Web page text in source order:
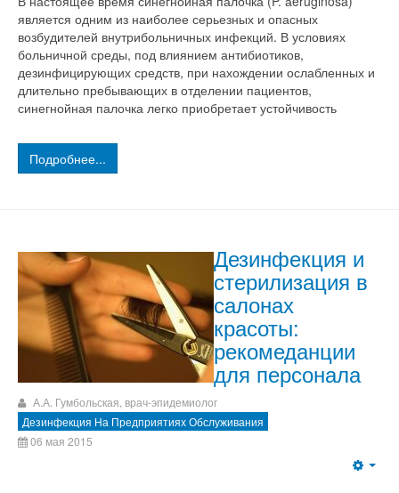
является одним из наиболее серьезных и опасных
возбудителей внутрибольничных инфекций. В условиях
больничной среды, под влиянием антибиотиков,
дезинфицирующих средств, при нахождении ослабленных и
длительно пребывающих в отделении пациентов,
синегнойная палочка легко приобретает устойчивость
Подробнее...
Дезинфекция и
стерилизация в
салонах
красоты:
рекомеданции
для персонала
А.А. Гумбольская, врач-эпидемиолог
Дезинфекция На Предприятиях Обслуживания
06 мая 2015